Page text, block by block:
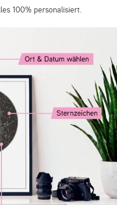
100% personalisiert.